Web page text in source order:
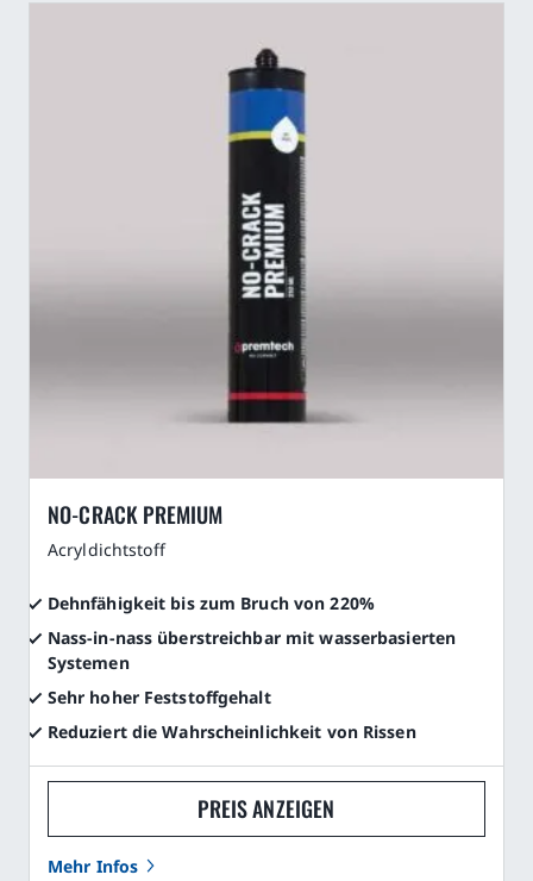
NO-CRACK PREMIUM
Acryldichtstoff
Dehnfähigkeit bis zum Bruch von 220%
Nass-in-nass überstreichbar mit wasserbasierten
Systemen
Sehr hoher Feststoffgehalt
Reduziert die Wahrscheinlichkeit von Rissen
PREIS ANZEIGEN
Mehr Infos